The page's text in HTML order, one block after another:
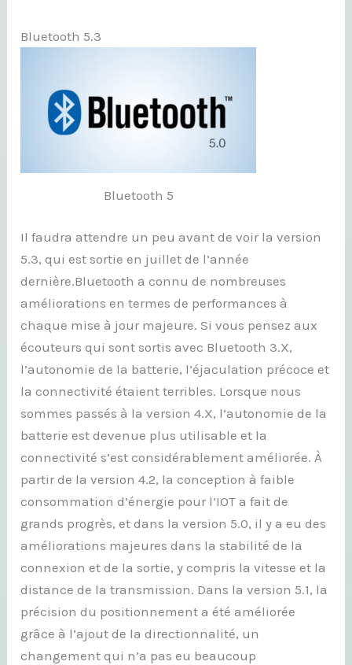
Bluetooth 5.3
Bluetooth 5
Il faudra attendre un peu avant de voir la version
5.3, qui est sortie en juillet de l’année
dernière.Bluetooth a connu de nombreuses
améliorations en termes de performances à
chaque mise à jour majeure. Si vous pensez aux
écouteurs qui sont sortis avec Bluetooth 3.X,
l’autonomie de la batterie, l’éjaculation précoce et
la connectivité étaient terribles. Lorsque nous
sommes passés à la version 4.X, l’autonomie de la
batterie est devenue plus utilisable et la
connectivité s’est considérablement améliorée. À
partir de la version 4.2, la conception à faible
consommation d’énergie pour l’IOT a fait de
grands progrès, et dans la version 5.0, il y a eu des
améliorations majeures dans la stabilité de la
connexion et de la sortie, y compris la vitesse et la
distance de la transmission. Dans la version 5.1, la
précision du positionnement a été améliorée
grâce à l’ajout de la directionnalité, un
changement qui n’a pas eu beaucoup